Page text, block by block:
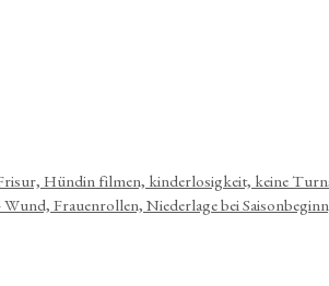
Hündin filmen, kinderlosigkeit, keine
Wund, Frauenrollen, Niederlage bei